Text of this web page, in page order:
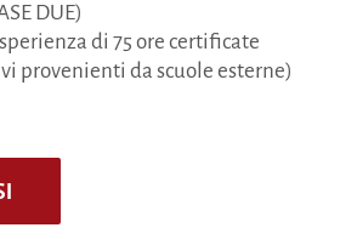
DUE)
di 75 ore certificate
provenienti da scuole esterne)